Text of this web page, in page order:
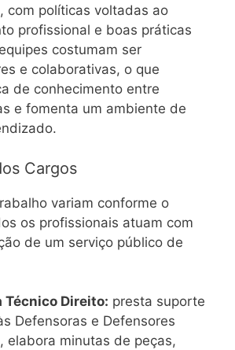
com políticas voltadas ao
profissional e boas práticas
costumam ser
e colaborativas, o que
de conhecimento entre
e fomenta um ambiente de
Cargos
variam conforme o
os profissionais atuam com
de um serviço público de
Técnico Direito: presta suporte
Defensoras e Defensores
elabora minutas de peças,